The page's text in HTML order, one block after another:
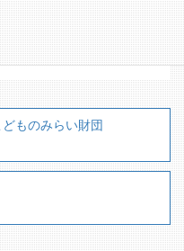
6280
ものみらい財団